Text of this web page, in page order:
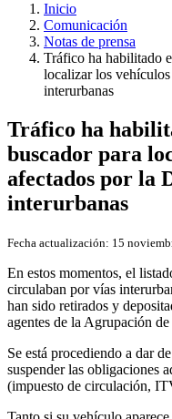
Inicio
Comunicación
Notas de prensa
Tráfico ha habilitado
localizar los
interurbanas
Tráfico ha
buscador para
afectados por la
interurbanas
Fecha actualización: 15
En estos momentos, el
circulaban por vías
han sido retirados y
agentes de la Agrupación
Se está procediendo a dar
suspender las obligaciones
(impuesto de circulación,